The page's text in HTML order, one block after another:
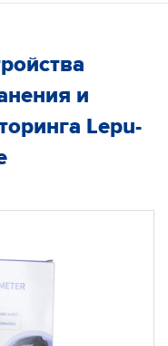
и
Lepu-